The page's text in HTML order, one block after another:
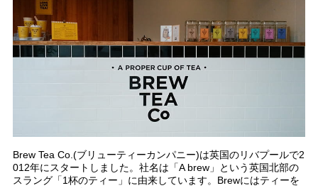
Brew Tea Co.(ブリューティーカンパニー)は英国のリバプールで2
012年にスタートしました。社名は「A brew」という英国北部の
スラング「1杯のティー」に由来しています。Brewにはティーを